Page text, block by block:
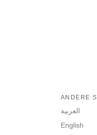
ANDERE
العربية
English